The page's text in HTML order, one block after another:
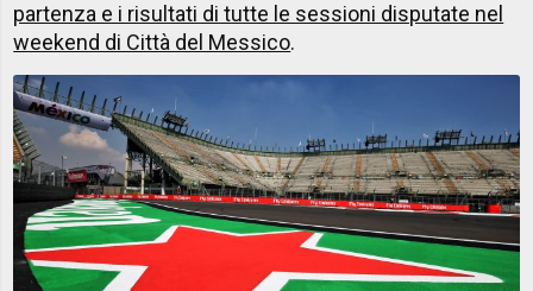
partenza e i risultati di tutte le sessioni disputate nel
weekend di Città del Messico.